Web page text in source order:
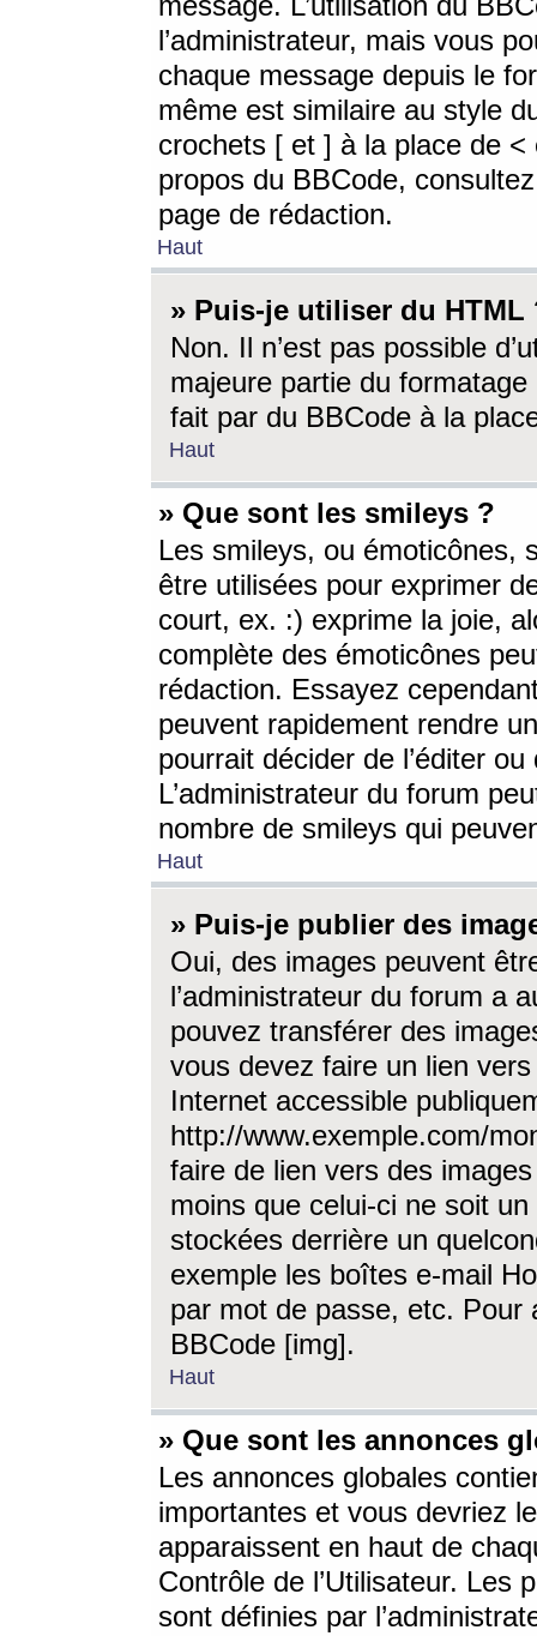
l’administrateur, mais vous
chaque message depuis le
même est similaire au style
crochets [ et ] à la place de <
propos du BBCode,
page de rédaction.
Haut
» Puis-je utiliser du HTML
Non. Il n’est pas possible
majeure partie du
fait par du BBCode à la
Haut
» Que sont les smileys ?
Les smileys, ou émoticônes,
être utilisées pour exprimer
court, ex. :) exprime la joie,
complète des émoticônes
rédaction. Essayez
peuvent rapidement rendre
pourrait décider de l’éditer
L’administrateur du forum
nombre de smileys qui
Haut
» Puis-je publier des
Oui, des images peuvent
l’administrateur du forum a
pouvez transférer des
vous devez faire un lien
Internet accessible
http://www.exemple.com/
faire de lien vers des
moins que celui-ci ne soit
stockées derrière un
exemple les boîtes e-mail
par mot de passe, etc. Pour
BBCode [img].
Haut
» Que sont les annonces
Les annonces globales
importantes et vous devriez
apparaissent en haut de
Contrôle de l’Utilisateur. Les
sont définies par